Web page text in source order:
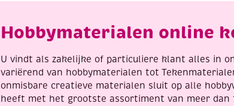
Hobbymaterialen online
U vindt als zakelijke of particuliere klant alles in
variërend van hobbymaterialen tot
onmisbare creatieve materialen sluit op alle
heeft met het grootste assortiment van meer dan